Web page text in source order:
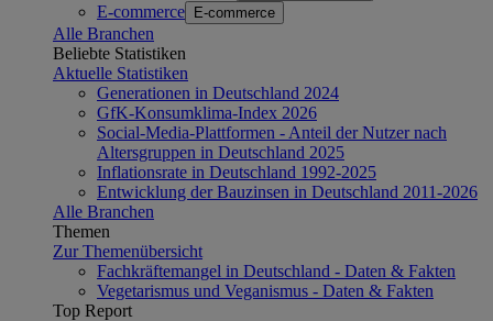
E-commerce E-commerce
Alle Branchen
Beliebte Statistiken
Aktuelle Statistiken
Generationen in Deutschland 2024
GfK-Konsumklima-Index 2026
Social-Media-Plattformen - Anteil der Nutzer nach
Altersgruppen in Deutschland 2025
Inflationsrate in Deutschland 1992-2025
Entwicklung der Bauzinsen in Deutschland 2011-2026
Alle Branchen
Themen
Zur Themenübersicht
Fachkräftemangel in Deutschland - Daten & Fakten
Vegetarismus und Veganismus - Daten & Fakten
Top Report